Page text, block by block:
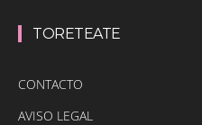
TORETEATE
CONTACTO
AVISO LEGAL